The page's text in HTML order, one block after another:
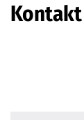
Kontakt